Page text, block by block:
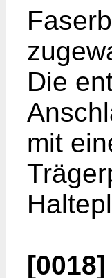
Die
mit
[0018]